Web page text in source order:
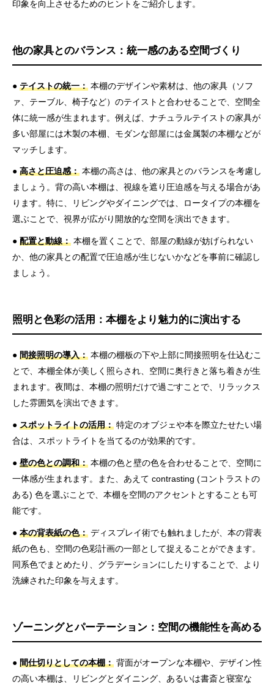
印象を向上させるためのヒントをご紹介します。
他の家具とのバランス：統一感のある空間づくり
● テイストの統一： 本棚のデザインや素材は、他の家具（ソフ
ァ、テーブル、椅子など）のテイストと合わせることで、空間全
体に統一感が生まれます。例えば、ナチュラルテイストの家具が
多い部屋には木製の本棚、モダンな部屋には金属製の本棚などが
マッチします。
● 高さと圧迫感： 本棚の高さは、他の家具とのバランスを考慮し
ましょう。背の高い本棚は、視線を遮り圧迫感を与える場合があ
ります。特に、リビングやダイニングでは、ロータイプの本棚を
選ぶことで、視界が広がり開放的な空間を演出できます。
● 配置と動線： 本棚を置くことで、部屋の動線が妨げられない
か、他の家具との配置で圧迫感が生じないかなどを事前に確認し
ましょう。
照明と色彩の活用：本棚をより魅力的に演出する
● 間接照明の導入： 本棚の棚板の下や上部に間接照明を仕込むこ
とで、本棚全体が美しく照らされ、空間に奥行きと落ち着きが生
まれます。夜間は、本棚の照明だけで過ごすことで、リラックス
した雰囲気を演出できます。
● スポットライトの活用： 特定のオブジェや本を際立たせたい場
合は、スポットライトを当てるのが効果的です。
● 壁の色との調和： 本棚の色と壁の色を合わせることで、空間に
一体感が生まれます。また、あえて contrasting (コントラストの
ある) 色を選ぶことで、本棚を空間のアクセントとすることも可
能です。
● 本の背表紙の色： ディスプレイ術でも触れましたが、本の背表
紙の色も、空間の色彩計画の一部として捉えることができます。
同系色でまとめたり、グラデーションにしたりすることで、より
洗練された印象を与えます。
ゾーニングとパーテーション：空間の機能性を高める
● 間仕切りとしての本棚： 背面がオープンな本棚や、デザイン性
の高い本棚は、リビングとダイニング、あるいは書斎と寝室な